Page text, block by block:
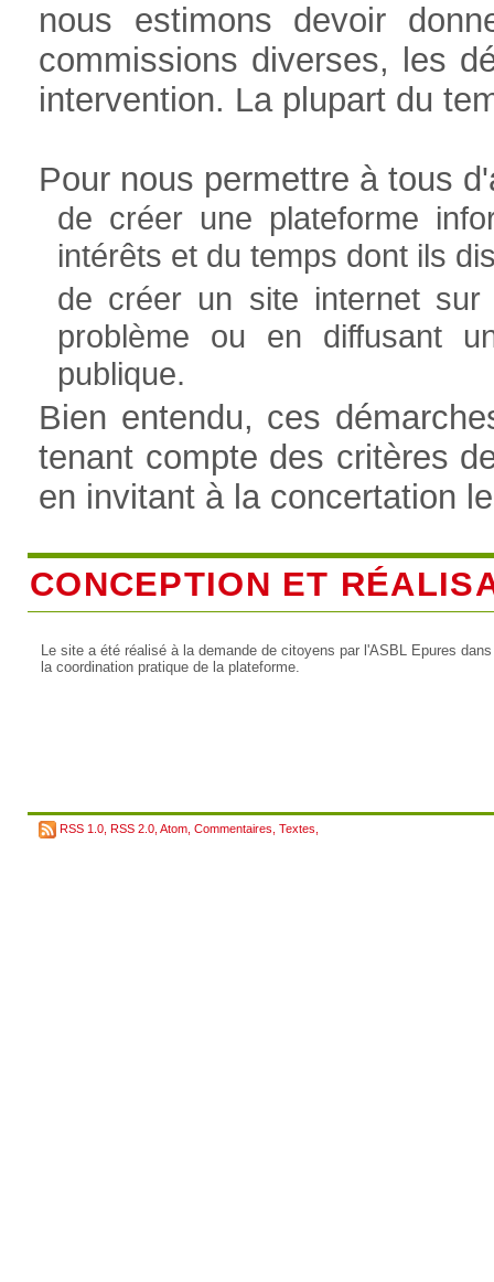
nous estimons devoir
commissions diverses, les
intervention. La plupart du
Pour nous permettre à tous
de créer une plateforme
intérêts et du temps dont ils
de créer un site internet sur
problème ou en diffusant
publique.
Bien entendu, ces
tenant compte des critères
en invitant à la concertation
CONCEPTION ET
Le site a été réalisé à la demande de citoyens par l'ASBL Epures
la coordination pratique de la plateforme.
RSS 1.0 RSS 2.0 Atom Commentaires Textes